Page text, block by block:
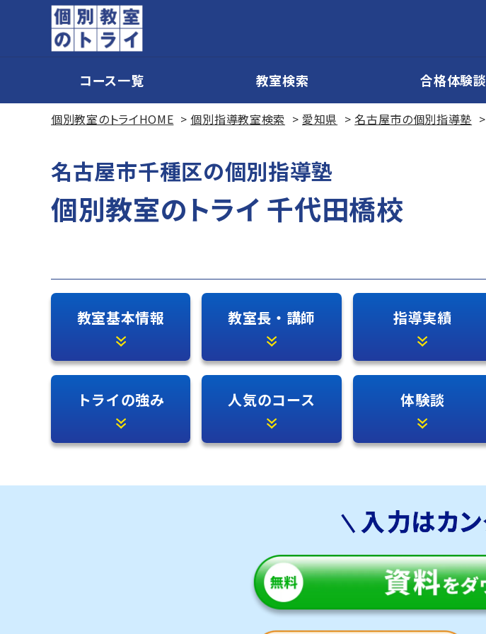
コース一覧 教室検索 合格体験談
個別教室のトライHOME 個別指導教室検索 愛知県 名古屋市の個別指導塾
名古屋市千種区の個別指導塾
個別教室のトライ 千代田橋校
教室基本情報 教室長・講師 指導実績
トライの強み 人気のコース 体験談